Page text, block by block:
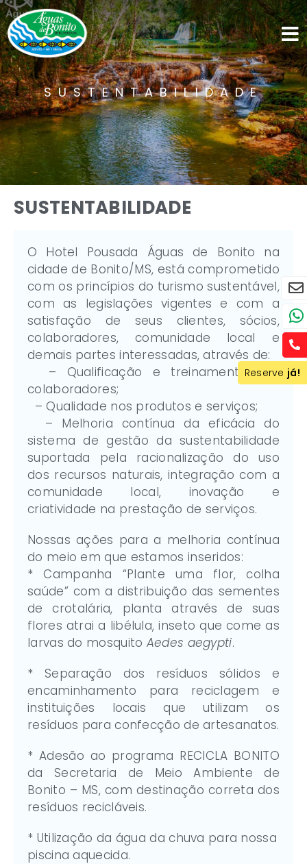
SUSTENTABILIDADE
SUSTENTABILIDADE
O Hotel Pousada Águas de Bonito na
cidade de Bonito/MS, está comprometido
com os princípios do turismo sustentável,
com as legislações vigentes e com a
satisfação de seus clientes, sócios,
colaboradores, comunidade local e
demais partes interessadas, através de:
– Qualificação e treinamento dos
colaboradores;
– Qualidade nos produtos e serviços;
– Melhoria contínua da eficácia do
sistema de gestão da sustentabilidade
suportada pela racionalização do uso
dos recursos naturais, integração com a
comunidade local, inovação e
criatividade na prestação de serviços.
Nossas ações para a melhoria contínua
do meio em que estamos inseridos:
* Campanha “Plante uma flor, colha
saúde” com a distribuição das sementes
de crotalária, planta através de suas
flores atrai a libélula, inseto que come as
larvas do mosquito Aedes aegypti.
* Separação dos resíduos sólidos e
encaminhamento para reciclagem e
instituições locais que utilizam os
resíduos para confecção de artesanatos.
* Adesão ao programa RECICLA BONITO
da Secretaria de Meio Ambiente de
Bonito – MS, com destinação correta dos
resíduos recicláveis.
* Utilização da água da chuva para nossa
piscina aquecida.
Reserve já!
Reserve já!